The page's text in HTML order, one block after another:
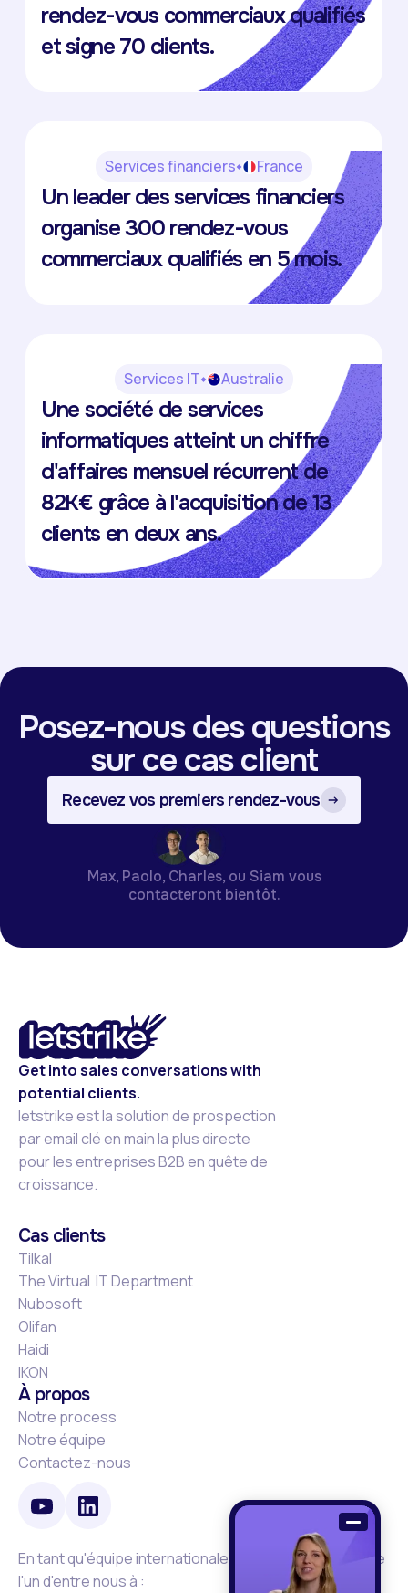
rendez-vous commerciaux qualifiés
et signe 70 clients.
Services financiers France
Olifan Group
Jean-Dominique Pago
Un leader des services financiers
organise 300 rendez-vous
commerciaux qualifiés en 5 mois.
Services IT Australie
The Virtual IT Department
Anna Furlong
Une société de services
informatiques atteint un chiffre
d'affaires mensuel récurrent de
82K€ grâce à l'acquisition de 13
clients en deux ans.
Posez-nous des questions
sur ce cas client
Recevez vos premiers rendez-vous
Max, Paolo, Charles, ou Siam vous
contacteront bientôt.
Get into sales conversations with
potential clients.
letstrike est la solution de prospection
par email clé en main la plus directe
pour les entreprises B2B en quête de
croissance.
Cas clients
Tilkal
The Virtual IT Department
Nubosoft
Olifan
Haidi
IKON
À propos
Notre process
Notre équipe
Contactez-nous
En tant qu'équipe internationale, vous verrez peut-être
l'un d'entre nous à :